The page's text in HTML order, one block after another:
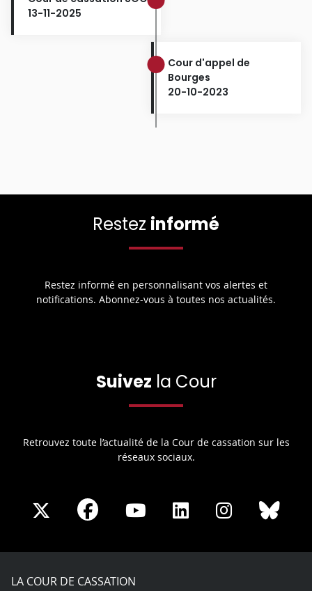
13-11-2025
Cour d'appel de
Bourges
20-10-2023
Restez informé
Restez informé en personnalisant vos alertes et
notifications. Abonnez-vous à toutes nos actualités.
Suivez la Cour
Retrouvez toute l’actualité de la Cour de cassation sur les
réseaux sociaux.
Share
X
Share
Facebook
Share
Youtube
Share
LinkedIn
Share
Instagram
LA COUR DE CASSATION